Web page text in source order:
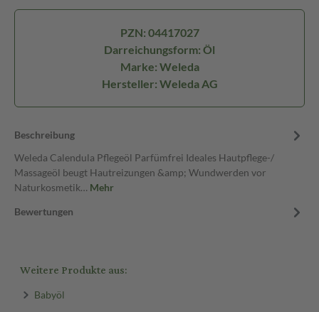
PZN: 04417027
Darreichungsform: Öl
Marke: Weleda
Hersteller: Weleda AG
Beschreibung
Weleda Calendula Pflegeöl Parfümfrei Ideales Hautpflege-/
Massageöl beugt Hautreizungen &amp; Wundwerden vor
Naturkosmetik… Mehr
Bewertungen
Weitere Produkte aus:
Babyöl